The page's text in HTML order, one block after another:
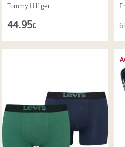
Tommy Hilfiger
44.95€